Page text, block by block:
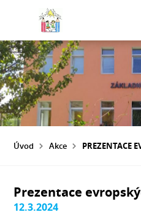
Úvod Akce PREZENTACE
Prezentace
12.3.2024